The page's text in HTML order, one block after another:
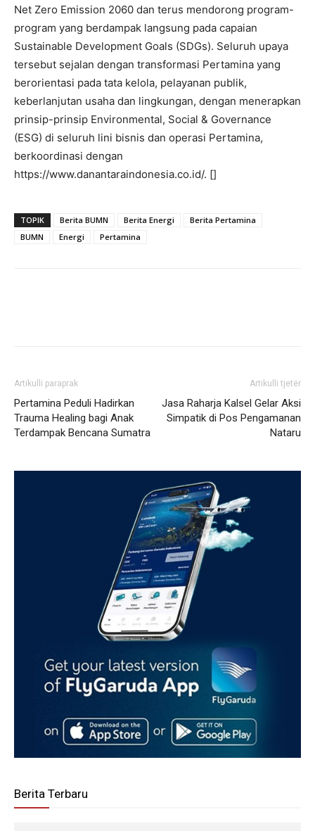
Net Zero Emission 2060 dan terus mendorong program-
program yang berdampak langsung pada capaian
Sustainable Development Goals (SDGs). Seluruh upaya
tersebut sejalan dengan transformasi Pertamina yang
berorientasi pada tata kelola, pelayanan publik,
keberlanjutan usaha dan lingkungan, dengan menerapkan
prinsip-prinsip Environmental, Social & Governance
(ESG) di seluruh lini bisnis dan operasi Pertamina,
berkoordinasi dengan
https://www.danantaraindonesia.co.id/. []
TOPIK Berita BUMN Berita Energi
Berita Pertamina
BUMN
Energi Pertamina
Artikulli paraprak
Pertamina Peduli Hadirkan
Trauma Healing bagi Anak
Terdampak Bencana Sumatra
Artikulli tjetër
Jasa Raharja Kalsel Gelar Aksi
Simpatik di Pos Pengamanan
Nataru
Berita Terbaru